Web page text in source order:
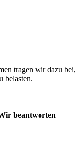
tragen wir dazu bei,
belasten.
beantworten